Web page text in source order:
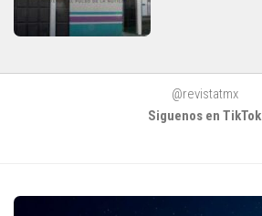
@revistatmx
Siguenos en TikTok